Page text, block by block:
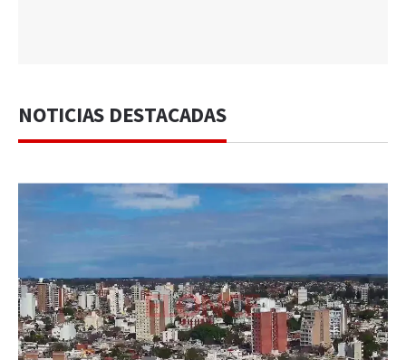
NOTICIAS DESTACADAS